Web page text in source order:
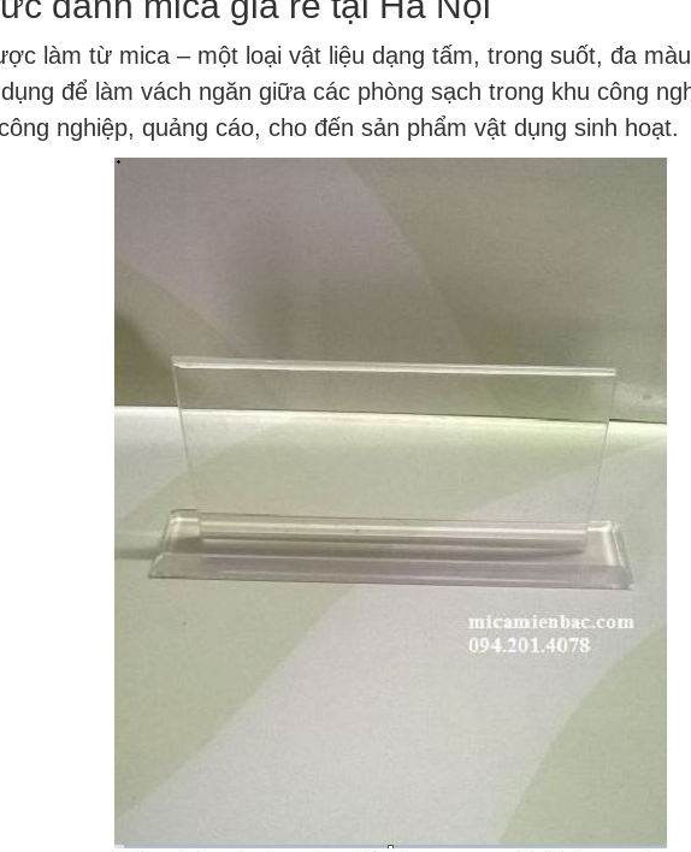
làm từ mica – một loại vật liệu dạng tấm, trong suốt, đa
để làm vách ngăn giữa các phòng sạch trong khu công
nghiệp, quảng cáo, cho đến sản phẩm vật dụng sinh hoạt.